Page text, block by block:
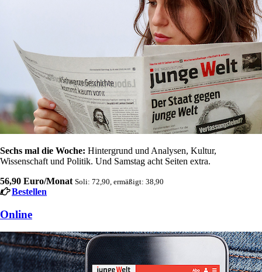
Sechs mal die Woche: Hintergrund und Analysen, Kultur,
Wissenschaft und Politik. Und Samstag acht Seiten extra.
56,90 Euro/Monat Soli: 72,90, ermäßigt: 38,90
Bestellen
Online